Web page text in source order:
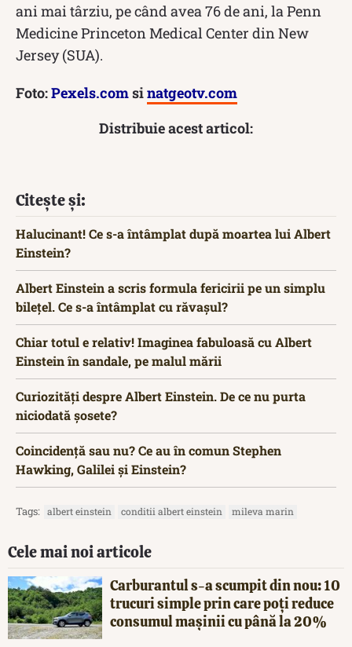
ani mai târziu, pe când avea 76 de ani, la Penn
Medicine Princeton Medical Center din New
Jersey (SUA).
Foto:Pexels.comsinatgeotv.com
Distribuie acest articol:
Citește și:
Halucinant! Ce s-a întâmplat după moartea lui Albert
Einstein?
Albert Einstein a scris formula fericirii pe un simplu
bilețel. Ce s-a întâmplat cu răvașul?
Chiar totul e relativ! Imaginea fabuloasă cu Albert
Einstein în sandale, pe malul mării
Curiozități despre Albert Einstein. De ce nu purta
niciodată șosete?
Coincidență sau nu? Ce au în comun Stephen
Hawking, Galilei și Einstein?
Tags: albert einstein conditii albert einstein mileva marin
Cele mai noi articole
Carburantul s-a scumpit din nou: 10
trucuri simple prin care poți reduce
consumul mașinii cu până la 20%